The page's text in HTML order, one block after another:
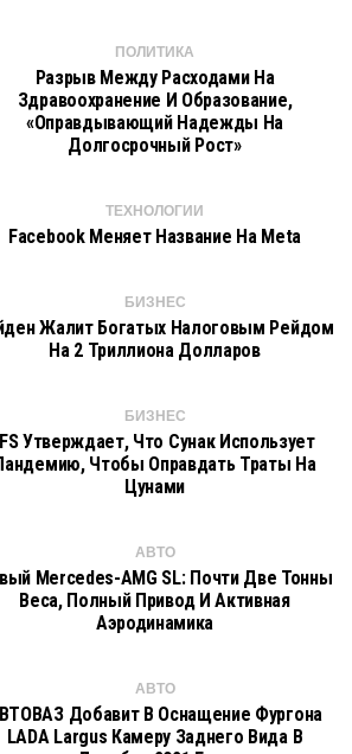
ПОЛИТИКА
Разрыв Между Расходами На
Здравоохранение И Образование,
«оправдывающий Надежды На
Долгосрочный Рост»
ТЕХНОЛОГИИ
Facebook Меняет Название На Meta
БИЗНЕС
Жалит Богатых Налоговым Рейдом
На 2 Триллиона Долларов
БИЗНЕС
Утверждает, Что Сунак Использует
Чтобы Оправдать Траты На
Цунами
АВТО
Mercedes-AMG SL: Почти Две Тонны
Веса, Полный Привод И Активная
Аэродинамика
АВТО
Добавит В Оснащение Фургона
LADA Largus Камеру Заднего Вида В